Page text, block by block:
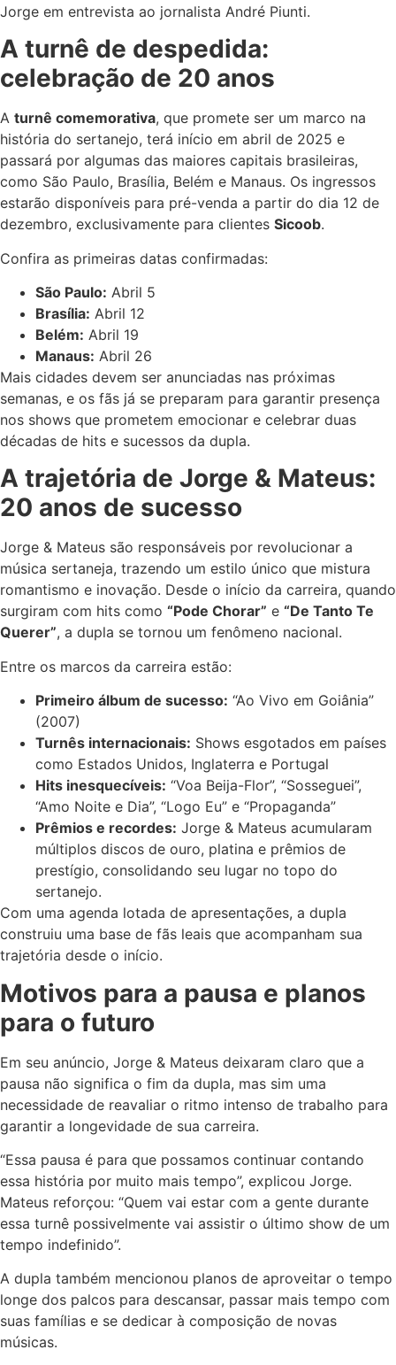
Jorge em entrevista ao jornalista André Piunti.
A turnê de despedida:
celebração de 20 anos
A turnê comemorativa, que promete ser um marco na
história do sertanejo, terá início em abril de 2025 e
passará por algumas das maiores capitais brasileiras,
como São Paulo, Brasília, Belém e Manaus. Os ingressos
estarão disponíveis para pré-venda a partir do dia 12 de
dezembro, exclusivamente para clientes Sicoob.
Confira as primeiras datas confirmadas:
São Paulo: Abril 5
Brasília: Abril 12
Belém: Abril 19
Manaus: Abril 26
Mais cidades devem ser anunciadas nas próximas
semanas, e os fãs já se preparam para garantir presença
nos shows que prometem emocionar e celebrar duas
décadas de hits e sucessos da dupla.
A trajetória de Jorge & Mateus:
20 anos de sucesso
Jorge & Mateus são responsáveis por revolucionar a
música sertaneja, trazendo um estilo único que mistura
romantismo e inovação. Desde o início da carreira, quando
surgiram com hits como “Pode Chorar” e “De Tanto Te
Querer”, a dupla se tornou um fenômeno nacional.
Entre os marcos da carreira estão:
Primeiro álbum de sucesso: “Ao Vivo em Goiânia”
(2007)
Turnês internacionais: Shows esgotados em países
como Estados Unidos, Inglaterra e Portugal
Hits inesquecíveis: “Voa Beija-Flor”, “Sosseguei”,
“Amo Noite e Dia”, “Logo Eu” e “Propaganda”
Prêmios e recordes: Jorge & Mateus acumularam
múltiplos discos de ouro, platina e prêmios de
prestígio, consolidando seu lugar no topo do
sertanejo.
Com uma agenda lotada de apresentações, a dupla
construiu uma base de fãs leais que acompanham sua
trajetória desde o início.
Motivos para a pausa e planos
para o futuro
Em seu anúncio, Jorge & Mateus deixaram claro que a
pausa não significa o fim da dupla, mas sim uma
necessidade de reavaliar o ritmo intenso de trabalho para
garantir a longevidade de sua carreira.
“Essa pausa é para que possamos continuar contando
essa história por muito mais tempo”, explicou Jorge.
Mateus reforçou: “Quem vai estar com a gente durante
essa turnê possivelmente vai assistir o último show de um
tempo indefinido”.
A dupla também mencionou planos de aproveitar o tempo
longe dos palcos para descansar, passar mais tempo com
suas famílias e se dedicar à composição de novas
músicas.